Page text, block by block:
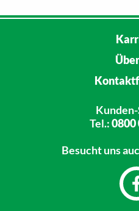
Tel.:0800
Besucht uns